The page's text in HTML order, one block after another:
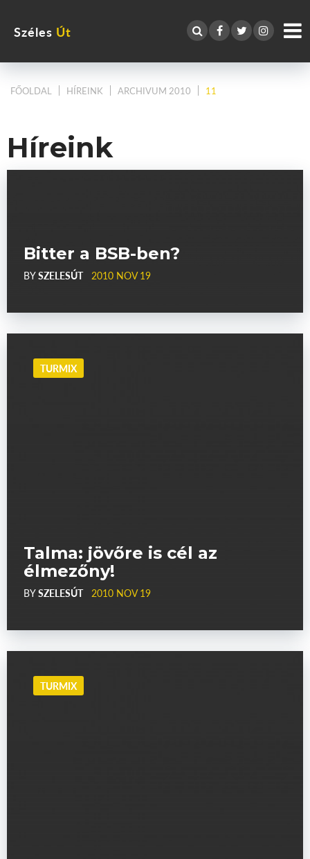
Széles Út
FŐOLDAL HÍREINK ARCHIVUM 2010 11
Híreink
Bitter a BSB-ben?
BYSZELESÚT 2010 NOV 19
TURMIX
Talma: jövőre is cél az
élmezőny!
BYSZELESÚT 2010 NOV 19
TURMIX